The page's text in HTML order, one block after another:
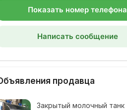
Показать номер телефона
Написать сообщение
продавца
Закрытый молочный танк